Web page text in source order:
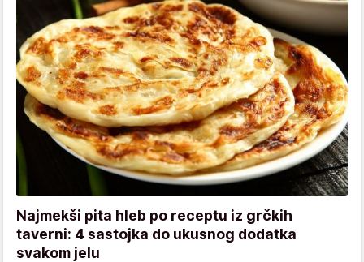
Najmekši pita hleb po receptu iz grčkih
taverni: 4 sastojka do ukusnog dodatka
svakom jelu